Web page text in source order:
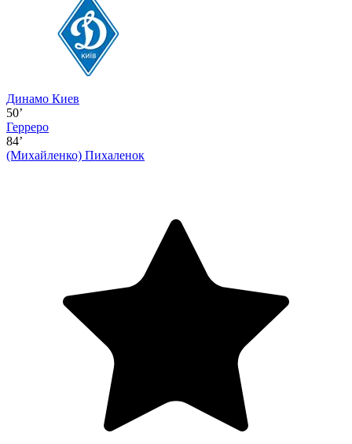
Динамо Киев
50’
Герреро
84’
(Михайленко) Пихаленок